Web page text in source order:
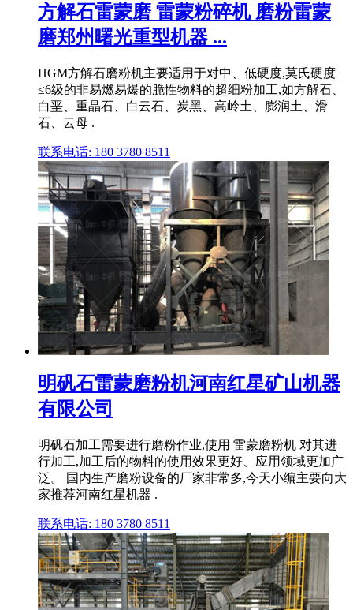
方解石雷蒙磨 雷蒙粉碎机 磨粉雷蒙
磨郑州曙光重型机器 ...
HGM方解石磨粉机主要适用于对中、低硬度,莫氏硬度
≤6级的非易燃易爆的脆性物料的超细粉加工,如方解石、
白垩、重晶石、白云石、炭黑、高岭土、膨润土、滑
石、云母 .
联系电话: 180 3780 8511
明矾石雷蒙磨粉机河南红星矿山机器
有限公司
明矾石加工需要进行磨粉作业,使用 雷蒙磨粉机 对其进
行加工,加工后的物料的使用效果更好、应用领域更加广
泛。 国内生产磨粉设备的厂家非常多,今天小编主要向大
家推荐河南红星机器 .
联系电话: 180 3780 8511